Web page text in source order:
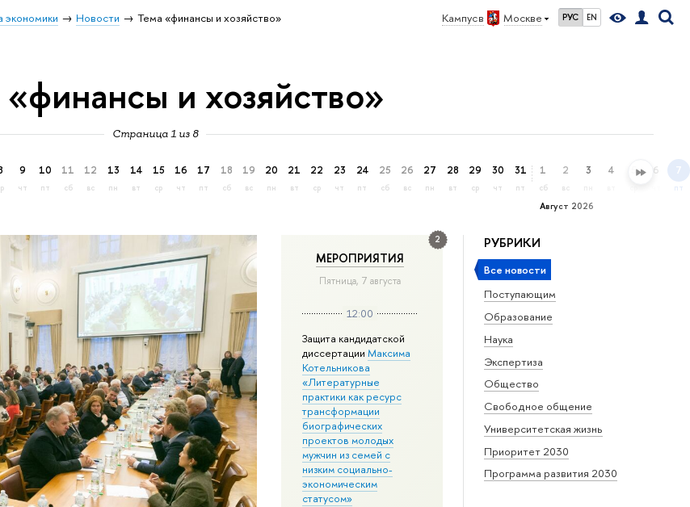
Кампус в Москве РУС EN
экономики Новости Тема «финансы и хозяйство»
и хозяйство»
Страница 1 из 8
9
чт
10
пт
11
сб
12
вс
13
пн
14
вт
15
ср
16
чт
17
пт
18
сб
19
вс
20
пн
21
вт
22
ср
23
чт
24
пт
25
сб
26
вс
27
пн
28
вт
29
ср
30
чт
31
пт
Август 2026
1
сб
2
вс
3 4 5 6 7
пт
РУБРИКИ
Все новости
Поступающим
Образование
Наука
Экспертиза
Общество
Свободное общение
Университетская жизнь
Приоритет 2030
Программа развития 2030
2
МЕРОПРИЯТИЯ
Пятница, 7 августа
12:00
Защита кандидатской
диссертации Максима
Котельникова
«Литературные
практики как ресурс
трансформации
биографических
проектов молодых
мужчин из семей с
низким социально-
экономическим
статусом»